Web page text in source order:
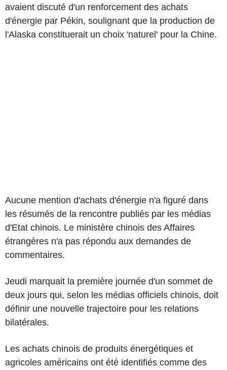
avaient discuté d'un renforcement des achats
d'énergie par Pékin, soulignant que la production de
l'Alaska constituerait un choix 'naturel' pour la Chine.
Aucune mention d'achats d'énergie n'a figuré dans
les résumés de la rencontre publiés par les médias
d'Etat chinois. Le ministère chinois des Affaires
étrangères n'a pas répondu aux demandes de
commentaires.
Jeudi marquait la première journée d'un sommet de
deux jours qui, selon les médias officiels chinois, doit
définir une nouvelle trajectoire pour les relations
bilatérales.
Les achats chinois de produits énergétiques et
agricoles américains ont été identifiés comme des